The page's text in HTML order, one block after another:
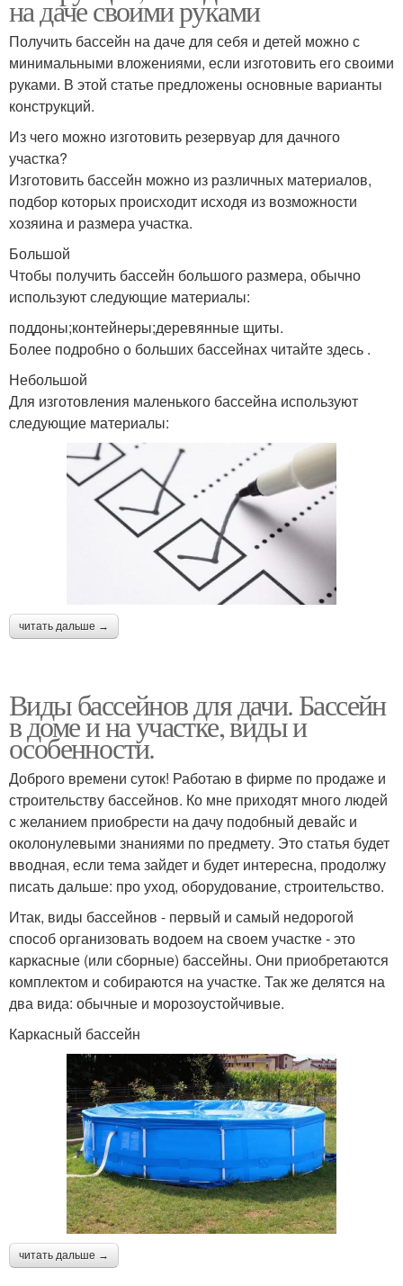
на даче своими руками
Получить бассейн на даче для себя и детей можно с
минимальными вложениями, если изготовить его своими
руками. В этой статье предложены основные варианты
конструкций.
Из чего можно изготовить резервуар для дачного
участка?
Изготовить бассейн можно из различных материалов,
подбор которых происходит исходя из возможности
хозяина и размера участка.
Большой
Чтобы получить бассейн большого размера, обычно
используют следующие материалы:
поддоны;контейнеры;деревянные щиты.
Более подробно о больших бассейнах читайте здесь .
Небольшой
Для изготовления маленького бассейна используют
следующие материалы:
читать дальше →
Виды бассейнов для дачи. Бассейн
в доме и на участке, виды и
особенности.
Доброго времени суток! Работаю в фирме по продаже и
строительству бассейнов. Ко мне приходят много людей
с желанием приобрести на дачу подобный девайс и
околонулевыми знаниями по предмету. Это статья будет
вводная, если тема зайдет и будет интересна, продолжу
писать дальше: про уход, оборудование, строительство.
Итак, виды бассейнов - первый и самый недорогой
способ организовать водоем на своем участке - это
каркасные (или сборные) бассейны. Они приобретаются
комплектом и собираются на участке. Так же делятся на
два вида: обычные и морозоустойчивые.
Каркасный бассейн
читать дальше →